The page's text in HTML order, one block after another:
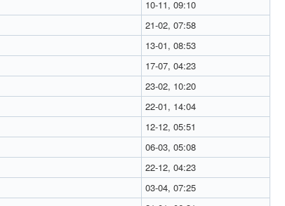
10-11, 09:10
21-02, 07:58
13-01, 08:53
17-07, 04:23
23-02, 10:20
22-01, 14:04
12-12, 05:51
06-03, 05:08
22-12, 04:23
03-04, 07:25